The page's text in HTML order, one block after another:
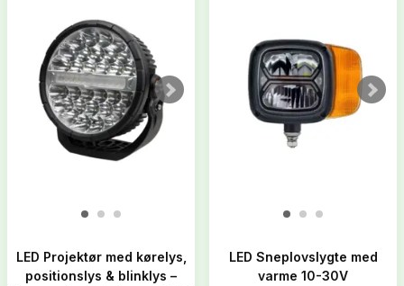
LED Projektør med kørelys,
positionslys & blinklys –
LED Sneplovslygte med
varme 10-30V